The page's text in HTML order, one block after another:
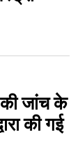
की जांच के
की गई